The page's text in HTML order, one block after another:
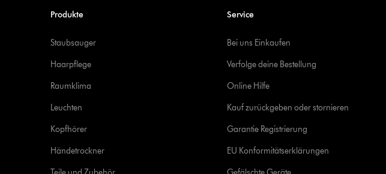
Produkte
Staubsauger
Haarpflege
Raumklima
Leuchten
Kopfhörer
Händetrockner
Service
Bei uns Einkaufen
Verfolge deine Bestellung
Online Hilfe
Kauf zurückgeben oder stornieren
Garantie Registrierung
EU Konformitätserklärungen